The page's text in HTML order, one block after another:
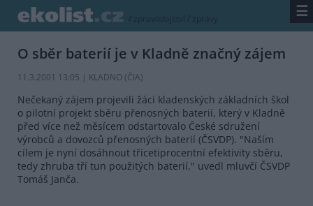
/ zpravodajství / zprávy ☰
O sběr baterií je v Kladně značný zájem
11.3.2001 13:05 | KLADNO (ČIA)
Nečekaný zájem projevili žáci kladenských základních škol
o pilotní projekt sběru přenosných baterií, který v Kladně
před více než měsícem odstartovalo České sdružení
výrobců a dovozců přenosných baterií (ČSVDP). "Naším
cílem je nyní dosáhnout třicetiprocentní efektivity sběru,
tedy zhruba tří tun použitých baterií," uvedl mluvčí ČSVDP
Tomáš Janča.